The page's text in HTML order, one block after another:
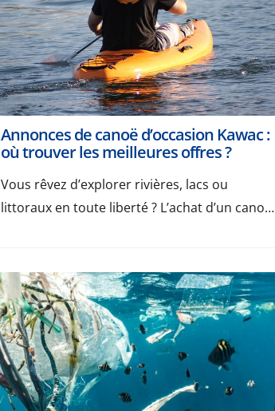
votre usage […]
Annonces de canoë d’occasion Kawac :
où trouver les meilleures offres ?
Vous rêvez d’explorer rivières, lacs ou
littoraux en toute liberté ? L’achat d’un canoë
votre budget. Parmi les marques fiables et
accessibles, Kawac s’impose comme un choix
malin. Dans cette page, vous trouverez des
annonces de canoës Kawac vérifiées et prêtes
à […]